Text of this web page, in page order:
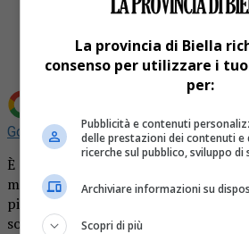
Aggiungi La Provincia di Biella
Google
È disponibile anche a Biella il Libro
mondo del calcio”, un’opera
pianeta calcio sia come sport sia per
sociale.
La provincia di Biella
consenso per utilizzare i
per:
Pubblicità e contenuti
delle prestazioni dei contenuti e
ricerche sul pubblico, sviluppo di
Archiviare informazioni su
Scopri di più